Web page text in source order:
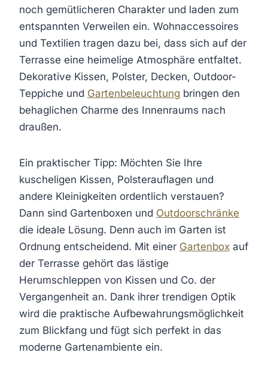
noch gemütlicheren Charakter und laden zum
entspannten Verweilen ein. Wohnaccessoires
und Textilien tragen dazu bei, dass sich auf der
Terrasse eine heimelige Atmosphäre entfaltet.
Dekorative Kissen, Polster, Decken, Outdoor-
Teppiche und Gartenbeleuchtung bringen den
behaglichen Charme des Innenraums nach
draußen.
Ein praktischer Tipp: Möchten Sie Ihre
kuscheligen Kissen, Polsterauflagen und
andere Kleinigkeiten ordentlich verstauen?
Dann sind Gartenboxen und Outdoorschränke
die ideale Lösung. Denn auch im Garten ist
Ordnung entscheidend. Mit einer Gartenbox auf
der Terrasse gehört das lästige
Herumschleppen von Kissen und Co. der
Vergangenheit an. Dank ihrer trendigen Optik
wird die praktische Aufbewahrungsmöglichkeit
zum Blickfang und fügt sich perfekt in das
moderne Gartenambiente ein.